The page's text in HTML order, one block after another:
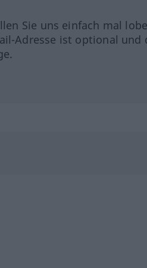
Sie uns einfach mal
Adresse ist optional und